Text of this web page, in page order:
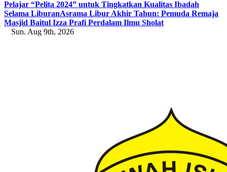
Pelajar “Pelita 2024” untuk Tingkatkan Kualitas Ibadah
Selama LiburanAsrama Libur Akhir Tahun: Pemuda Remaja
Masjid Baitul Izza Prafi Perdalam Ilmu Sholat
Sun. Aug 9th, 2026